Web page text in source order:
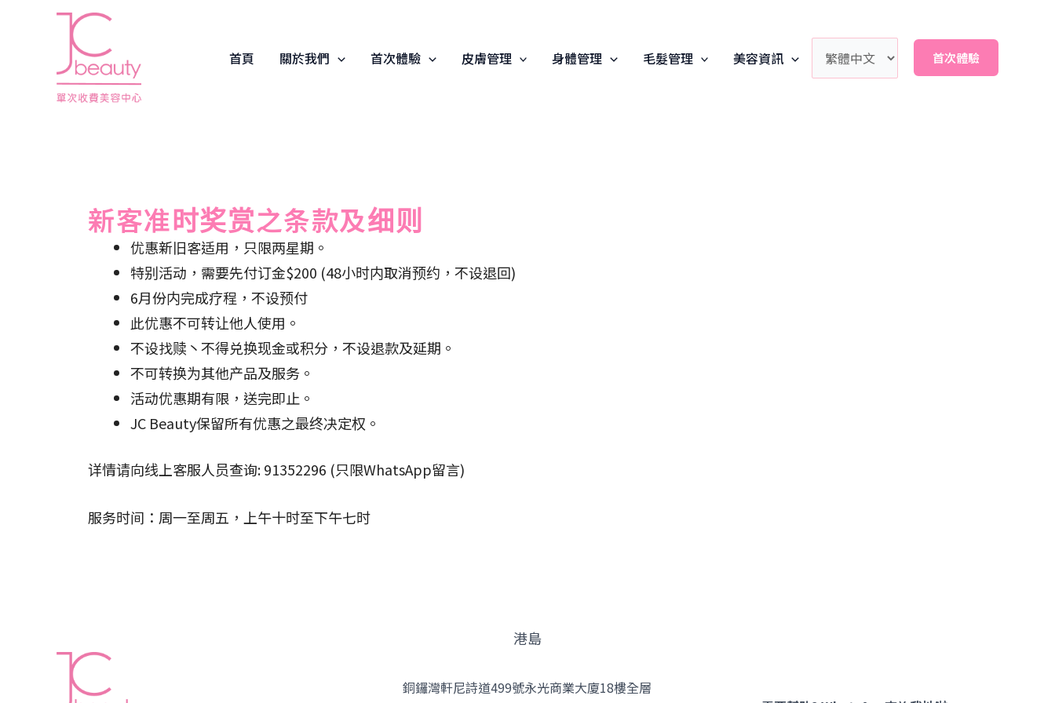
首頁 關於我們 首次體驗 皮膚管理 身體管理 毛髮管理 美容資訊 首次體驗
新客准时奖赏之条款及细则
优惠新旧客适用，只限两星期。
特别活动，需要先付订金$200 (48小时内取消预约，不设退回)
6月份内完成疗程，不设预付
此优惠不可转让他人使用。
不设找赎丶不得兑换现金或积分，不设退款及延期。
不可转换为其他产品及服务。
活动优惠期有限，送完即止。
JC Beauty保留所有优惠之最终决定权。
详情请向线上客服人员查询: 91352296 (只限WhatsApp留言)
服务时间：周一至周五，上午十时至下午七时
港島
銅鑼灣軒尼詩道499號永光商業大廈18樓全層